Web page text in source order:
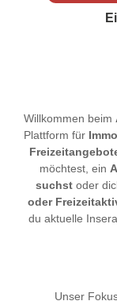
Willkommen beim
Plattform für
möchtest, ein
suchst oder
oder
du aktuelle
Unser